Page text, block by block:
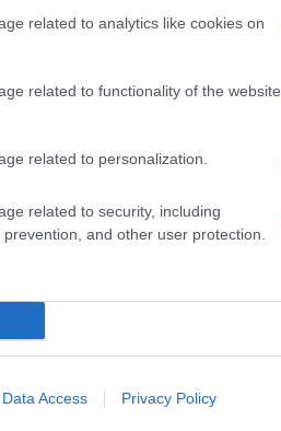
related to analytics like cookies on
related to functionality of the website
related to personalization.
related to security, including
and other user protection.
Data Access Privacy Policy